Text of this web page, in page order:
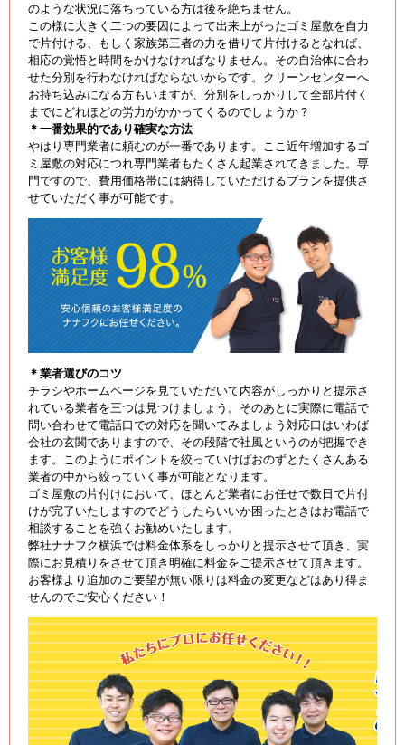
のような状況に落ちっている方は後を絶ちません。
この様に大きく二つの要因によって出来上がったゴミ屋敷を自力
で片付ける、もしく家族第三者の力を借りて片付けるとなれば、
相応の覚悟と時間をかけなければなりません。その自治体に合わ
せた分別を行わなければならないからです。クリーンセンターへ
お持ち込みになる方もいますが、分別をしっかりして全部片付く
までにどれほどの労力がかかってくるのでしょうか？
＊一番効果的であり確実な方法
やはり専門業者に頼むのが一番であります。ここ近年増加するゴ
ミ屋敷の対応につれ専門業者もたくさん起業されてきました。専
門ですので、費用価格帯には納得していただけるプランを提供さ
せていただく事が可能です。
＊業者選びのコツ
チラシやホームページを見ていただいて内容がしっかりと提示さ
れている業者を三つは見つけましょう。そのあとに実際に電話で
問い合わせて電話口での対応を聞いてみましょう対応口はいわば
会社の玄関でありますので、その段階で社風というのが把握でき
ます。このようにポイントを絞っていけばおのずとたくさんある
業者の中から絞っていく事が可能となります。
ゴミ屋敷の片付けにおいて、ほとんど業者にお任せで数日で片付
けが完了いたしますのでどうしたらいいか困ったときはお電話で
相談することを強くお勧めいたします。
弊社ナナフク横浜では料金体系をしっかりと提示させて頂き、実
際にお見積りをさせて頂き明確に料金をご提示させて頂きます。
お客様より追加のご要望が無い限りは料金の変更などはあり得ま
せんのでご安心ください！